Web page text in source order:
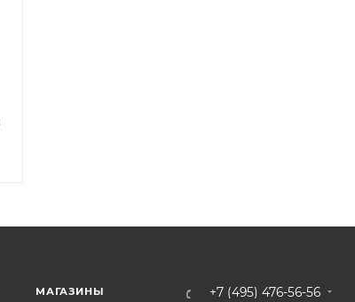
МАГАЗИНЫ +7 (495) 476-56-56